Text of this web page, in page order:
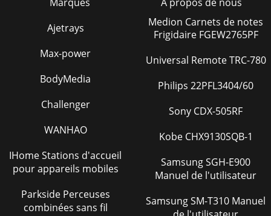
Ajetrays
Max-power
BodyMedia
Challenger
WANHAO
IHome Stations d'accueil
pour appareils mobiles
Parkside Perceuses
combinées sans fil
Medion Carnets de notes
Frigidaire FGEW2765PF
Universal Remote TRC-780
Philips 22PFL3404/60
Sony CDX-505RF
Kobe CHX9130SQB-1
Samsung SGH-E900
Manuel de l'utilisateur
Samsung SM-T310 Manuel